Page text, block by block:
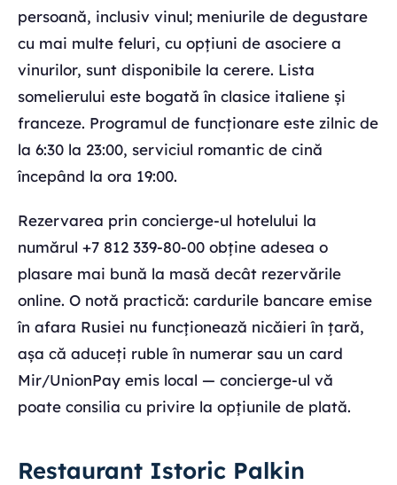
persoană, inclusiv vinul; meniurile de degustare
cu mai multe feluri, cu opțiuni de asociere a
vinurilor, sunt disponibile la cerere. Lista
somelierului este bogată în clasice italiene și
franceze. Programul de funcționare este zilnic de
la 6:30 la 23:00, serviciul romantic de cină
începând la ora 19:00.
Rezervarea prin concierge-ul hotelului la
numărul +7 812 339-80-00 obține adesea o
plasare mai bună la masă decât rezervările
online. O notă practică: cardurile bancare emise
în afara Rusiei nu funcționează nicăieri în țară,
așa că aduceți ruble în numerar sau un card
Mir/UnionPay emis local — concierge-ul vă
poate consilia cu privire la opțiunile de plată.
Restaurant Istoric Palkin